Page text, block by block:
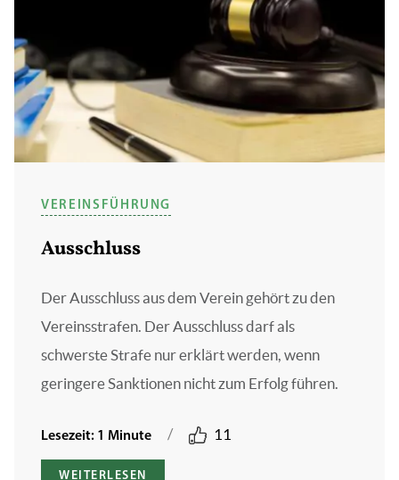
VEREINSFÜHRUNG
Ausschluss
Der Ausschluss aus dem Verein gehört zu den
Vereinsstrafen. Der Ausschluss darf als
schwerste Strafe nur erklärt werden, wenn
geringere Sanktionen nicht zum Erfolg führen.
Lesezeit: 1 Minute / 11
WEITERLESEN